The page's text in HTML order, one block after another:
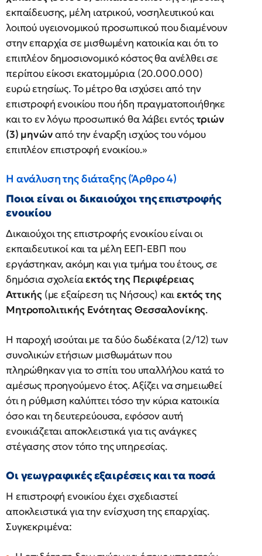
εκπαίδευσης, μέλη ιατρικού, νοσηλευτικού και
λοιπού υγειονομικού προσωπικού που διαμένουν
στην επαρχία σε μισθωμένη κατοικία και ότι το
επιπλέον δημοσιονομικό κόστος θα ανέλθει σε
περίπου είκοσι εκατομμύρια (20.000.000)
ευρώ ετησίως. Το μέτρο θα ισχύσει από την
επιστροφή ενοικίου που ήδη πραγματοποιήθηκε
και το εν λόγω προσωπικό θα λάβει εντόςτριών
(3) μηνώναπό την έναρξη ισχύος του νόμου
επιπλέον επιστροφή ενοικίου.»
Η ανάλυση της διάταξης (Άρθρο 4)
Ποιοι είναι οι δικαιούχοι της επιστροφής
ενοικίου
Δικαιούχοι της επιστροφής ενοικίου είναι οι
εκπαιδευτικοί και τα μέλη ΕΕΠ-ΕΒΠ που
εργάστηκαν, ακόμη και για τμήμα του έτους, σε
δημόσια σχολείαεκτός της Περιφέρειας
Αττικής(με εξαίρεση τις Νήσους) καιεκτός της
Μητροπολιτικής Ενότητας Θεσσαλονίκης.
Η παροχή ισούται με τα δύο δωδέκατα (2/12) των
συνολικών ετήσιων μισθωμάτων που
πληρώθηκαν για το σπίτι του υπαλλήλου κατά το
αμέσως προηγούμενο έτος. Αξίζει να σημειωθεί
ότι η ρύθμιση καλύπτει τόσο την κύρια κατοικία
όσο και τη δευτερεύουσα, εφόσον αυτή
ενοικιάζεται αποκλειστικά για τις ανάγκες
στέγασης στον τόπο της υπηρεσίας.
Οι γεωγραφικές εξαιρέσεις και τα ποσά
Η επιστροφή ενοικίου έχει σχεδιαστεί
αποκλειστικά για την ενίσχυση της επαρχίας.
Συγκεκριμένα: